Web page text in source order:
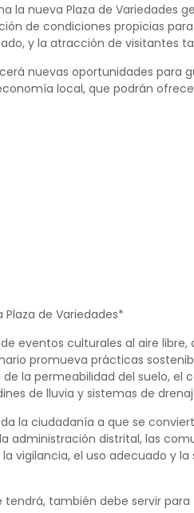
la nueva Plaza de Variedades
de condiciones propicias
y la atracción de visitantes
nuevas oportunidades para
local, que podrán
de Variedades*
eventos culturales al aire
promueva prácticas
la permeabilidad del suelo, el
de lluvia y sistemas de
la ciudadanía a que se
administración distrital, las
vigilancia, el uso adecuado y
tendrá, también debe servir